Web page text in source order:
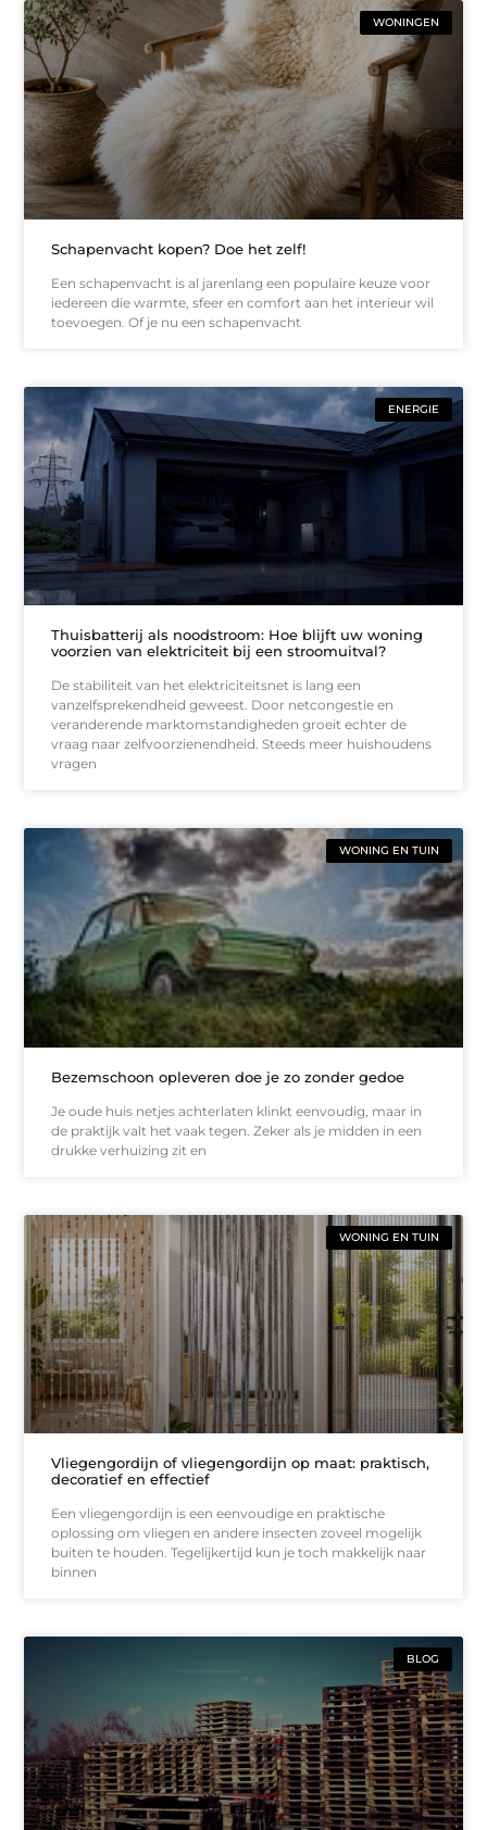
WONINGEN
Schapenvacht kopen? Doe het zelf!
Een schapenvacht is al jarenlang een populaire keuze voor
iedereen die warmte, sfeer en comfort aan het interieur wil
toevoegen. Of je nu een schapenvacht
ENERGIE
Thuisbatterij als noodstroom: Hoe blijft uw woning
voorzien van elektriciteit bij een stroomuitval?
De stabiliteit van het elektriciteitsnet is lang een
vanzelfsprekendheid geweest. Door netcongestie en
veranderende marktomstandigheden groeit echter de
vraag naar zelfvoorzienendheid. Steeds meer huishoudens
vragen
WONING EN TUIN
Bezemschoon opleveren doe je zo zonder gedoe
Je oude huis netjes achterlaten klinkt eenvoudig, maar in
de praktijk valt het vaak tegen. Zeker als je midden in een
drukke verhuizing zit en
WONING EN TUIN
Vliegengordijn of vliegengordijn op maat: praktisch,
decoratief en effectief
Een vliegengordijn is een eenvoudige en praktische
oplossing om vliegen en andere insecten zoveel mogelijk
buiten te houden. Tegelijkertijd kun je toch makkelijk naar
binnen
BLOG